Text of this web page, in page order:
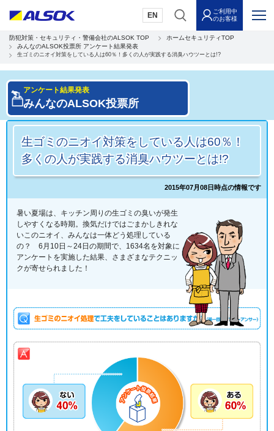
EN
ご利用中
のお客様
防犯対策・セキュリティ・警備会社のALSOK TOP
ホームセキュリティTOP
みんなのALSOK投票所 アンケート結果発表
生ゴミのニオイ対策をしている人は60％！多くの人が実践する消臭ハウツーとは!?
アンケート結果発表
みんなのALSOK投票所
生ゴミのニオイ対策をしている人は60％！
多くの人が実践する消臭ハウツーとは!?
2015年07月08日時点の情報です
暑い夏場は、キッチン周りの生ゴミの臭いが発生
しやすくなる時期。換気だけではごまかしきれな
いこのニオイ、みんなは一体どう処理している
の？ 6月10日～24日の期間で、1634名を対象に
アンケートを実施した結果、さまざまなテクニッ
クが寄せられました！